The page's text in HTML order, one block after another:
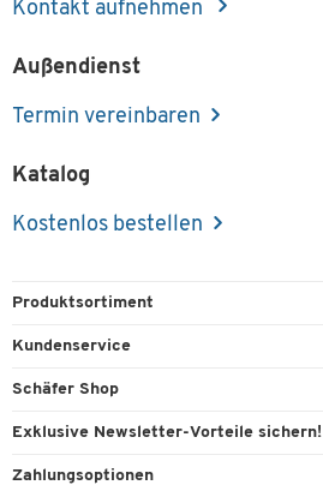
Kontakt aufnehmen
Außendienst
Termin vereinbaren
Katalog
Kostenlos bestellen
Produktsortiment
Büroausstattung
Reinigung & Hygiene
Kundenservice
Direktbestellung
Schäfer Shop
Services & Leistungen
Exklusive Newsletter-Vorteile sichern!
Willkommensgeschenk
Zahlungsoptionen